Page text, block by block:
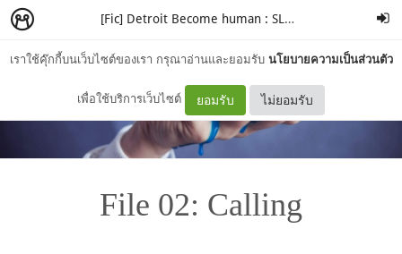
เราใช้คุ๊กกี้บนเว็บไซต์ของเรา กรุณาอ่านและยอมรับ นโยบายความเป็นส่วนตัว
เพื่อใช้บริการเว็บไซต์ ยอมรับ ไม่ยอมรับ
[Fic] Detroit Become human : SLAVE's blue blood –
File 02: Calling